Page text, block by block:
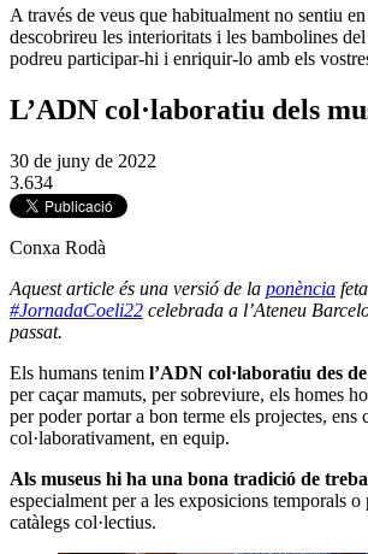
A través de veus que habitualment no sentiu
descobrireu les interioritats i les bambolines
podreu participar-hi i enriquir-lo amb els
L’ADN col·laboratiu dels
30 de juny de 2022
3.634
Conxa Rodà
Aquest article és una versió de la ponència
#JornadaCoeli22 celebrada a l’Ateneu
passat.
Els humans tenim l’ADN col·laboratiu des
per caçar mamuts, per sobreviure, els homes
per poder portar a bon terme els projectes, ens
col·laborativament, en equip.
Als museus hi ha una bona tradició de
especialment per a les exposicions temporals o
catàlegs col·lectius.